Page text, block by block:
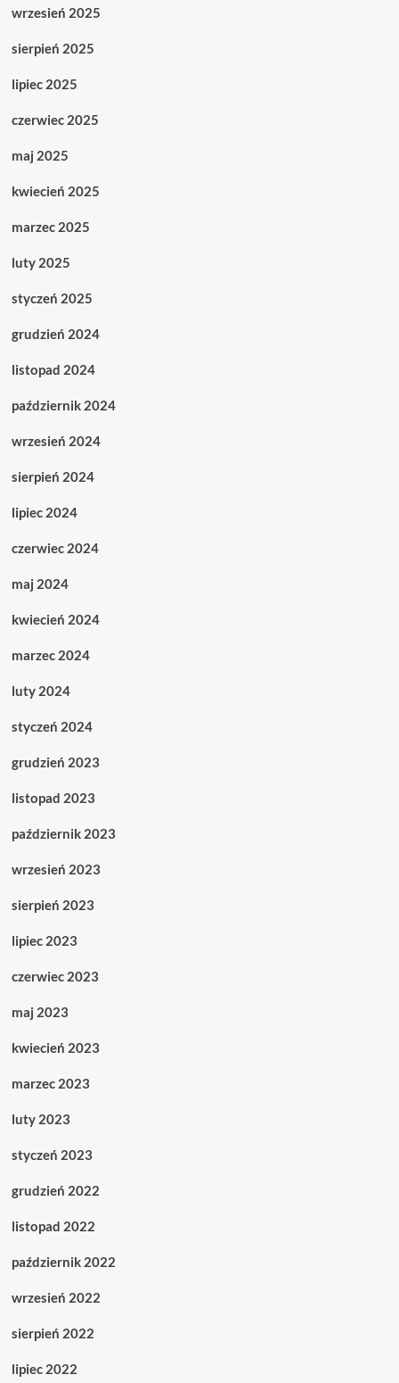
wrzesień 2025
sierpień 2025
lipiec 2025
czerwiec 2025
maj 2025
kwiecień 2025
marzec 2025
luty 2025
styczeń 2025
grudzień 2024
listopad 2024
październik 2024
wrzesień 2024
sierpień 2024
lipiec 2024
czerwiec 2024
maj 2024
kwiecień 2024
marzec 2024
luty 2024
styczeń 2024
grudzień 2023
listopad 2023
październik 2023
wrzesień 2023
sierpień 2023
lipiec 2023
czerwiec 2023
maj 2023
kwiecień 2023
marzec 2023
luty 2023
styczeń 2023
grudzień 2022
listopad 2022
październik 2022
wrzesień 2022
sierpień 2022
lipiec 2022